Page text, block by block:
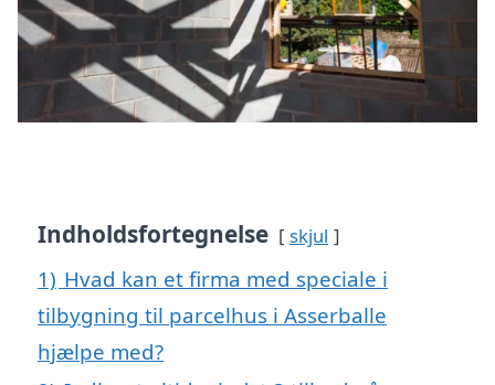
Indholdsfortegnelse skjul
1) Hvad kan et firma med speciale i
tilbygning til parcelhus i Asserballe
hjælpe med?